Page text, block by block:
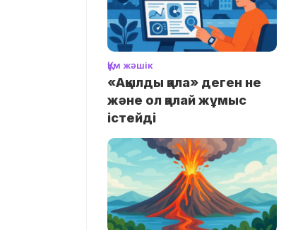
Құм жәшік
«Ақылды қала» деген не
және ол қалай жұмыс
істейді